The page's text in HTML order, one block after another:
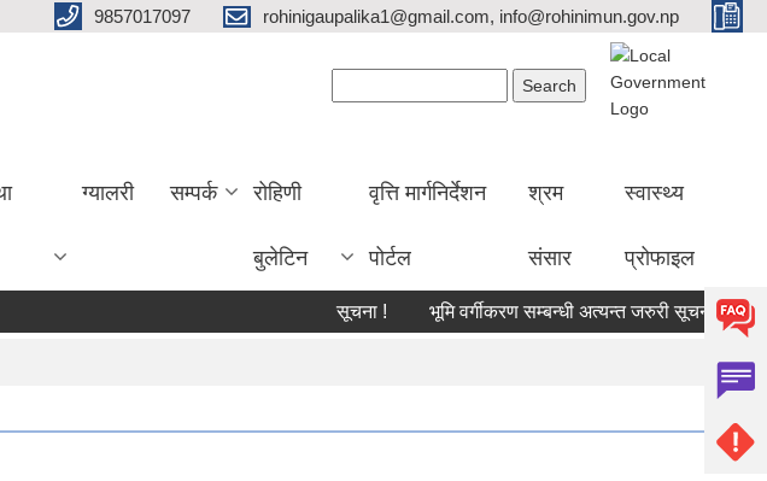
9857017097 rohinigaupalika1@gmail.com, info@rohinimun.gov.np
ग्यालरी सम्पर्क रोहिणी
बुलेटिन
वृत्ति मार्गनिर्देशन
पोर्टल
श्रम
संसार
स्वास्थ्य
प्रोफाइल
सूचना ! भूमि वर्गीकरण सम्बन्धी अत्यन्त जरुरी सूचना !